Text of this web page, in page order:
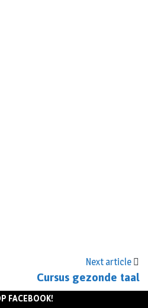
Next article
Cursus gezonde taal
FACEBOOK!